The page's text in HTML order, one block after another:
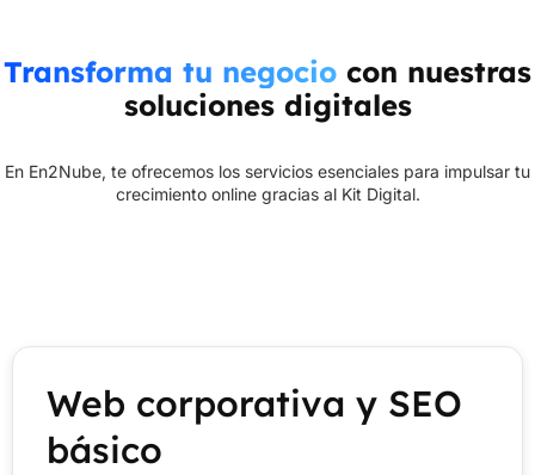
Transforma tu negocio con nuestras
soluciones digitales
En En2Nube, te ofrecemos los servicios esenciales para impulsar tu
crecimiento online gracias al Kit Digital.
Web corporativa y SEO
básico